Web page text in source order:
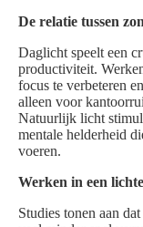
De relatie tussen
Daglicht speelt een
productiviteit.
focus te verbeteren
alleen voor
Natuurlijk licht
mentale helderheid
voeren.
Werken in een
Studies tonen aan